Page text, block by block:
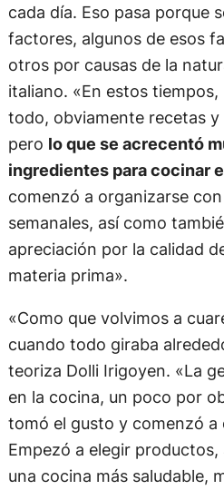
cada día. Eso pasa porque
factores, algunos de esos
otros por causas de la
italiano. «En estos
todo, obviamente recetas
pero lo que se acrecentó
ingredientes para cocinar
comenzó a organizarse
semanales, así como
apreciación por la calidad
materia prima».
«Como que volvimos a
cuando todo giraba
teoriza Dolli Irigoyen. «La
en la cocina, un poco por
tomó el gusto y comenzó
Empezó a elegir
una cocina más saludable,